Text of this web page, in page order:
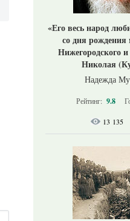
«Его весь народ
со дня
Нижегородского
Николая
Надежда
Рейтинг: 9.8
13 135